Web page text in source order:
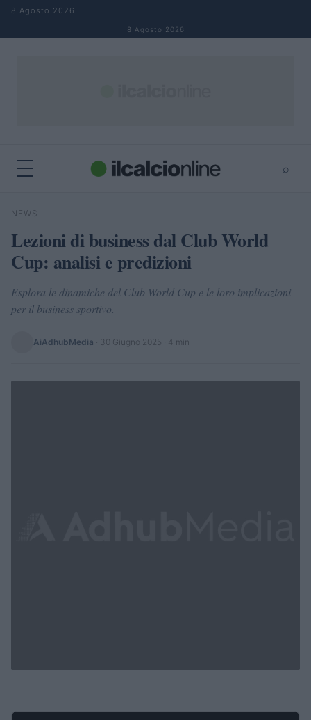
Salta al contenuto
8 Agosto 2026
8 Agosto 2026
⌕
Cerca
NEWS
Lezioni di business dal Club World
Cup: analisi e predizioni
Esplora le dinamiche del Club World Cup e le loro implicazioni
per il business sportivo.
AiAdhubMedia 30 Giugno 2025 · 4 min